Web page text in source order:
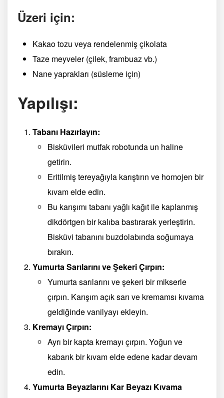
Üzeri için:
Kakao tozu veya rendelenmiş çikolata
Taze meyveler (çilek, frambuaz vb.)
Nane yaprakları (süsleme için)
Yapılışı:
Tabanı Hazırlayın:
Bisküvileri mutfak robotunda un haline
getirin.
Eritilmiş tereyağıyla karıştırın ve homojen bir
kıvam elde edin.
Bu karışımı tabanı yağlı kağıt ile kaplanmış
dikdörtgen bir kalıba bastırarak yerleştirin.
Bisküvi tabanını buzdolabında soğumaya
bırakın.
Yumurta Sarılarını ve Şekeri Çırpın:
Yumurta sarılarını ve şekeri bir mikserle
çırpın. Karışım açık sarı ve kremamsı kıvama
geldiğinde vanilyayı ekleyin.
Kremayı Çırpın:
Ayrı bir kapta kremayı çırpın. Yoğun ve
kabarık bir kıvam elde edene kadar devam
edin.
Yumurta Beyazlarını Kar Beyazı Kıvama